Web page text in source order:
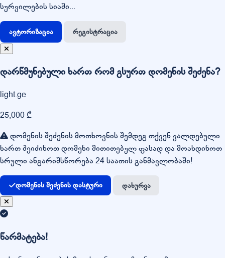
სურვილების სიაში...
ავტორიზაცია რეგისტრაცია
დარწმუნებული ხართ რომ გსურთ დომენის შეძენა?
light.ge
25,000 ₾
დომენის შეძენის მოთხოვნის შემდეგ თქვენ ვალდებული
ხართ შეიძინოთ დომენი მითითებულ ფასად და მოახდინოთ
სრული ანგარიშსწორება 24 საათის განმავლობაში!
დომენის შეძენის დასტური დახურვა
წარმატება!